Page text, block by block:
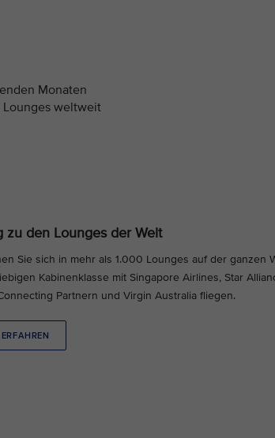
Monaten
weltweit
zu den Lounges der Welt
Sie sich in mehr als 1.000 Lounges auf der ganzen
Kabinenklasse mit Singapore Airlines, Star
Partnern und Virgin Australia fliegen.